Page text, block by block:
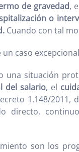
de gravedad,
o
Cuando con tal
caso
una situación
del salario, el
1.148/
directo,
son los